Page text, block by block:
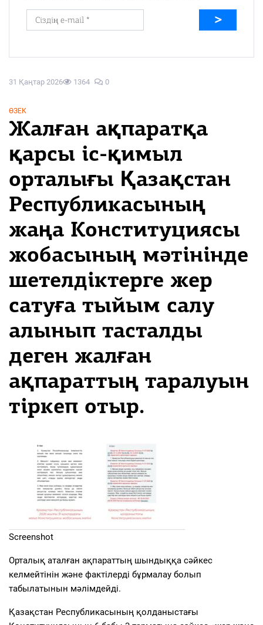
31 Қаңтар 2026 1364 0
ӨЗЕК
Жалған ақпаратқа
қарсы іс-қимыл
орталығы Қазақстан
Республикасының
жаңа Конституциясы
жобасының мәтінінде
шетелдіктерге жер
сатуға тыйым салу
алынып тасталды
деген жалған
ақпараттың таралуын
тіркеп отыр.
Screenshot
Орталық аталған ақпараттың шындыққа сәйкес
келмейтінін және фактілерді бұрмалау болып
табылатынын мәлімдейді.
Қазақстан Республикасының қолданыстағы